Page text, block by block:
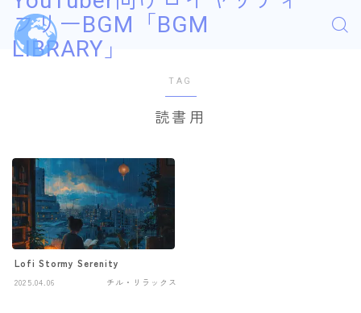
フリーBGM「BGM
LIBRARY」
TAG
読書用
Lofi Stormy Serenity
2025.04.06 チル・リラックス